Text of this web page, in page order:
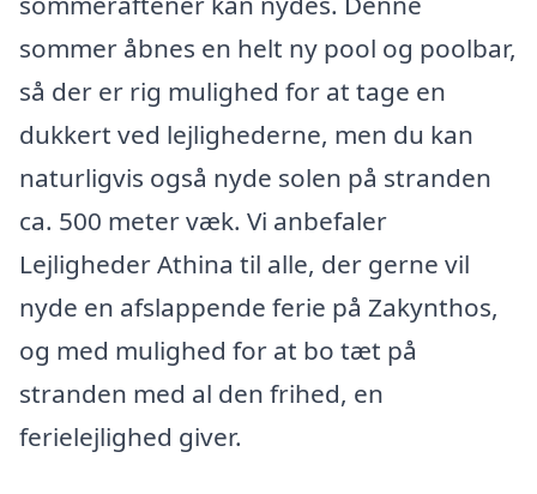
sommer åbnes en helt ny pool og poolbar,
så der er rig mulighed for at tage en
dukkert ved lejlighederne, men du kan
naturligvis også nyde solen på stranden
ca. 500 meter væk. Vi anbefaler
Lejligheder Athina til alle, der gerne vil
nyde en afslappende ferie på Zakynthos,
og med mulighed for at bo tæt på
stranden med al den frihed, en
ferielejlighed giver.